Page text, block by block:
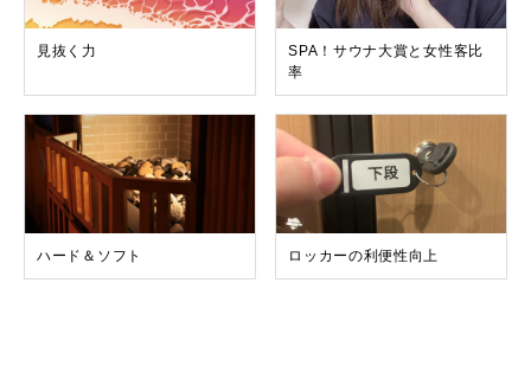
見抜く力
SPA！サウナ大賞と女性客比
率
ハード＆ソフト ロッカーの利便性向上